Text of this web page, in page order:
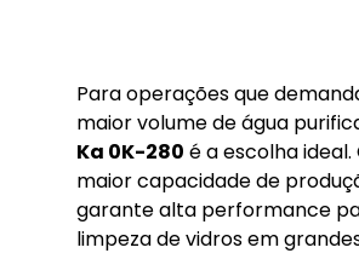
Para operações que
maior volume de água
Ka 0K-280 é a escolha
maior capacidade de
garante alta performance
limpeza de vidros em